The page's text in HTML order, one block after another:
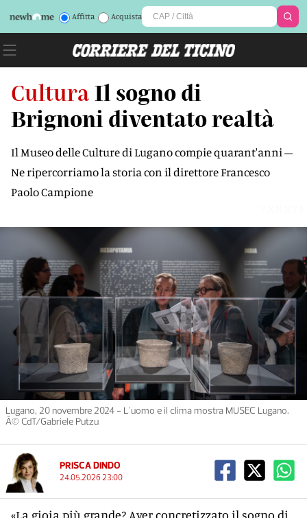
Affitta Acquista
Cultura Il sogno di
Brignoni diventato realtà
Il Museo delle Culture di Lugano compie quarant'anni –
Ne ripercorriamo la storia con il direttore Francesco
Paolo Campione
Lugano, 20 novembre 2024 - L'uomo e il clima mostra MUSEC Lugano.
Â© CdT/Gabriele Putzu
PRISCA DINDO
24.05.2026 23:00
«La gioia più grande? Aver concretizzato il sogno di